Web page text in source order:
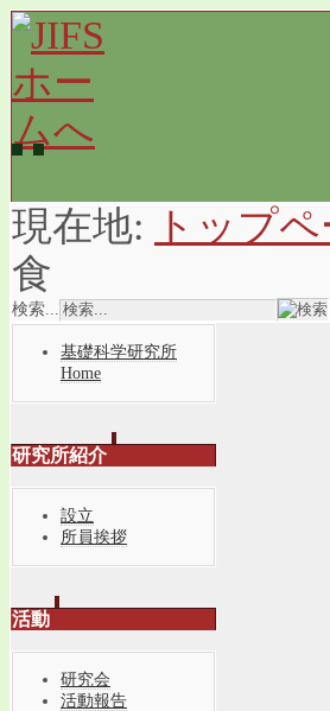
現在地: トップ
食
検索...
基礎科学研究所
Home
研究所紹介
設立
所員挨拶
活動
研究会
活動報告